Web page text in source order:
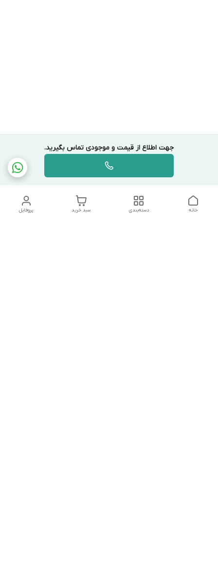
جهت اطلاع از قیمت و موجودی تماس بگیرید.
پروفایل سبد خرید دسته‌بندی خانه